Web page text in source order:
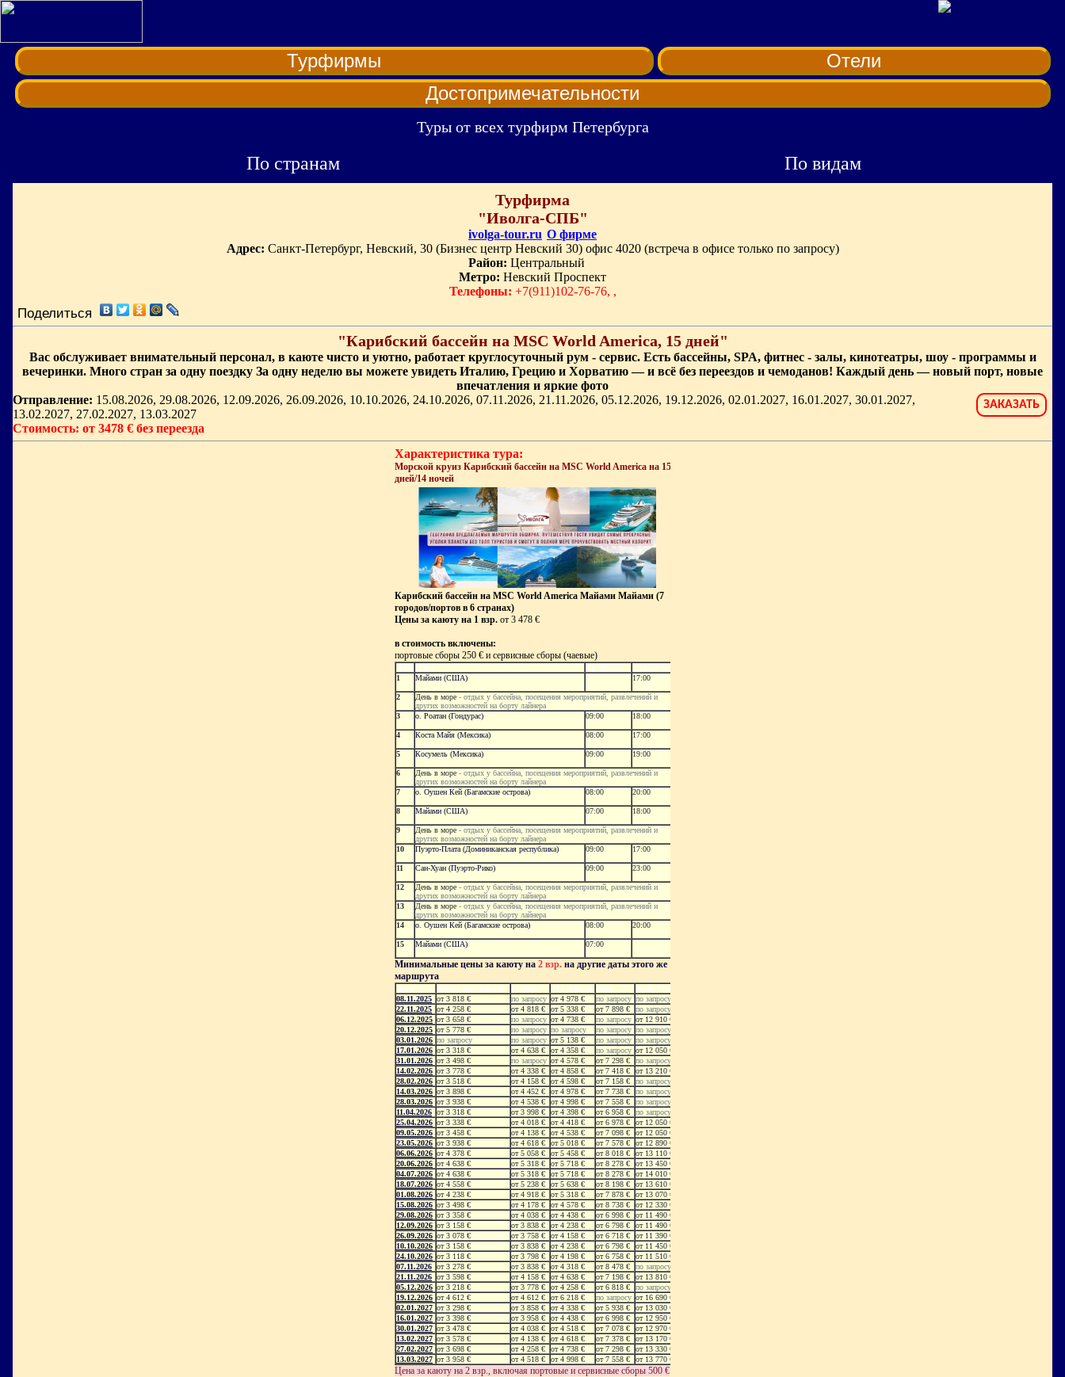
Турфирмы
Отели
Достопримечательности
Туры от всех турфирм Петербурга
По странам По видам
Турфирма
"Иволга-СПБ"
ivolga-tour.ru О фирме
Адрес: Санкт-Петербург, Невский, 30 (Бизнес центр Невский 30) офис 4020 (встреча в офисе только по запросу)
Район: Центральный
Метро: Невский Проспект
Телефоны: +7(911)102-76-76, ,
Поделиться
"Карибский бассейн на MSC World America, 15 дней"
Вас обслуживает внимательный персонал, в каюте чисто и уютно, работает круглосуточный рум - сервис. Есть бассейны, SPA, фитнес - залы, кинотеатры, шоу - программы и
вечеринки. Много стран за одну поездку За одну неделю вы можете увидеть Италию, Грецию и Хорватию — и всё без переездов и чемоданов! Каждый день — новый порт, новые
впечатления и яркие фото
ЗАКАЗАТЬ
Отправление: 15.08.2026, 29.08.2026, 12.09.2026, 26.09.2026, 10.10.2026, 24.10.2026, 07.11.2026, 21.11.2026, 05.12.2026, 19.12.2026, 02.01.2027, 16.01.2027, 30.01.2027,
13.02.2027, 27.02.2027, 13.03.2027
Стоимость: от 3478 € без переезда
Характеристика тура:
Морской круиз Карибский бассейн на MSC World America на 15
дней/14 ночей
Карибский бассейн на MSC World America Майами Майами (7
городов/портов в 6 странах)
Цены за каюту на 1 взр. от 3 478 €
в стоимость включены:
портовые сборы 250 € и сервисные сборы (чаевые)
День Порт Прибытие
Отплытие
1
Майами (США) 17:00
2 День в море - отдых у бассейна, посещения мероприятий, развлечений и
других возможностей на борту лайнера
3
о. Роатан (Гондурас) 09:00 18:00
4 Коста Майя (Мексика) 08:00 17:00
5 Косумель (Мексика) 09:00 19:00
6 День в море - отдых у бассейна, посещения мероприятий, развлечений и
других возможностей на борту лайнера
7
о. Оушен Кей (Багамские острова) 08:00 20:00
8 Майами (США) 07:00 18:00
9 День в море - отдых у бассейна, посещения мероприятий, развлечений и
других возможностей на борту лайнера
10
Пуэрто-Плата (Доминиканская республика) 09:00 17:00
11 Сан-Хуан (Пуэрто-Рико) 09:00 23:00
12 День в море - отдых у бассейна, посещения мероприятий, развлечений и
других возможностей на борту лайнера
13
День в море - отдых у бассейна, посещения мероприятий, развлечений и
других возможностей на борту лайнера
14
о. Оушен Кей (Багамские острова) 08:00 20:00
15 Майами (США) 07:00
Минимальные цены за каюту на 2 взр. на другие даты этого же
маршрута
Дата Каюта внутренняя с окном с балконом сьют
Yacht Club
08.11.2025 от 3 818 € по запросу от 4 978 € по запросу по запросу
22.11.2025 от 4 258 € от 4 818 € от 5 338 € от 7 898 €
по запросу
06.12.2025 от 3 658 € по запросу от 4 738 € по запросу от 12 910 €
20.12.2025 от 5 778 € по запросу по запросу по запросу по запросу
03.01.2026 по запросу по запросу от 5 138 € по запросу по запросу
17.01.2026 от 3 318 € от 4 638 € от 4 358 € по запросу от 12 050 €
31.01.2026 от 3 498 € по запросу от 4 578 € от 7 298 €
по запросу
14.02.2026 от 3 778 € от 4 338 € от 4 858 € от 7 418 €
от 13 210 €
28.02.2026 от 3 518 € от 4 158 € от 4 598 € от 7 158 €
по запросу
14.03.2026 от 3 898 € от 4 452 € от 4 978 € от 7 738 €
по запросу
28.03.2026 от 3 938 € от 4 538 € от 4 998 € от 7 558 €
по запросу
11.04.2026 от 3 318 € от 3 998 € от 4 398 € от 6 958 €
по запросу
25.04.2026 от 3 338 € от 4 018 € от 4 418 € от 6 978 €
от 12 050 €
09.05.2026 от 3 458 € от 4 138 € от 4 538 € от 7 098 €
от 12 050 €
23.05.2026 от 3 938 € от 4 618 € от 5 018 € от 7 578 €
от 12 890 €
06.06.2026 от 4 378 € от 5 058 € от 5 458 € от 8 018 €
от 13 110 €
20.06.2026 от 4 638 € от 5 318 € от 5 718 € от 8 278 €
от 13 450 €
04.07.2026 от 4 638 € от 5 318 € от 5 718 € от 8 278 €
от 14 010 €
18.07.2026 от 4 558 € от 5 238 € от 5 638 € от 8 198 €
от 13 610 €
01.08.2026 от 4 238 € от 4 918 € от 5 318 € от 7 878 €
от 13 070 €
15.08.2026 от 3 498 € от 4 178 € от 4 578 € от 8 738 €
от 12 330 €
29.08.2026 от 3 358 € от 4 038 € от 4 438 € от 6 998 €
от 11 490 €
12.09.2026 от 3 158 € от 3 838 € от 4 238 € от 6 798 €
от 11 490 €
26.09.2026 от 3 078 € от 3 758 € от 4 158 € от 6 718 €
от 11 390 €
10.10.2026 от 3 158 € от 3 838 € от 4 238 € от 6 798 €
от 11 450 €
24.10.2026 от 3 118 € от 3 798 € от 4 198 € от 6 758 €
от 11 510 €
07.11.2026 от 3 278 € от 3 838 € от 4 318 € от 8 478 €
по запросу
21.11.2026 от 3 598 € от 4 158 € от 4 638 € от 7 198 €
от 13 810 €
05.12.2026 от 3 218 € от 3 778 € от 4 258 € от 6 818 €
по запросу
19.12.2026 от 4 612 € от 4 612 € от 6 218 € по запросу от 16 690 €
02.01.2027 от 3 298 € от 3 858 € от 4 338 € от 5 938 €
от 13 030 €
16.01.2027 от 3 398 € от 3 958 € от 4 438 € от 6 998 €
от 12 950 €
30.01.2027 от 3 478 € от 4 038 € от 4 518 € от 7 078 €
от 12 970 €
13.02.2027 от 3 578 € от 4 138 € от 4 618 € от 7 378 €
от 13 170 €
27.02.2027 от 3 698 € от 4 258 € от 4 738 € от 7 298 €
от 13 330 €
13.03.2027 от 3 958 € от 4 518 € от 4 998 € от 7 558 € от 13 770 €
Цена за каюту на 2 взр., включая портовые и сервисные сборы 500 €